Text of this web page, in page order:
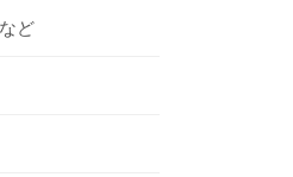
ど